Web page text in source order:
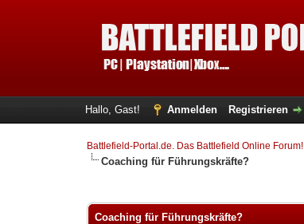
Hallo, Gast! Anmelden Registrieren
Battlefield-Portal.de. Das Battlefield Online Forum!
Coaching für Führungskräfte?
Coaching für Führungskräfte?